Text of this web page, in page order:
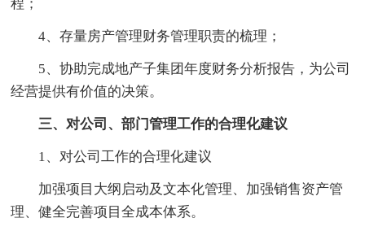
程；
4、存量房产管理财务管理职责的梳理；
5、协助完成地产子集团年度财务分析报告，为公司
经营提供有价值的决策。
三、对公司、部门管理工作的合理化建议
1、对公司工作的合理化建议
加强项目大纲启动及文本化管理、加强销售资产管
理、健全完善项目全成本体系。